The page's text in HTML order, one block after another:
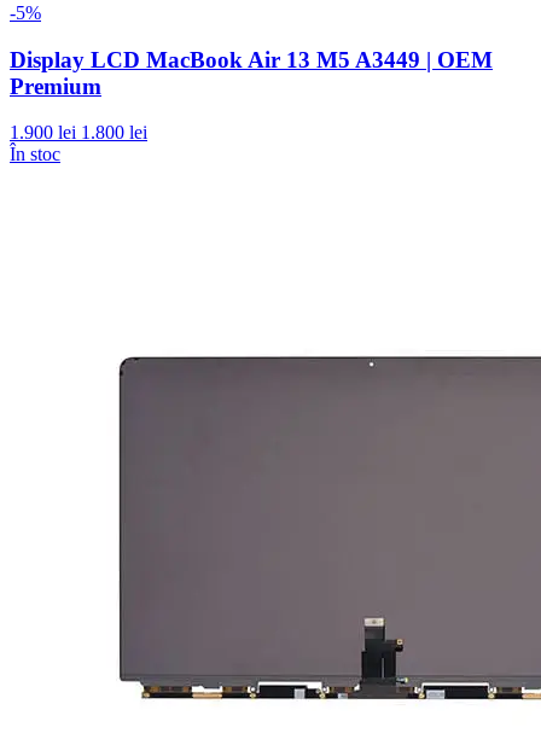
-5%
Display LCD MacBook Air 13 M5 A3449 | OEM
Premium
1.900 lei 1.800 lei
În stoc